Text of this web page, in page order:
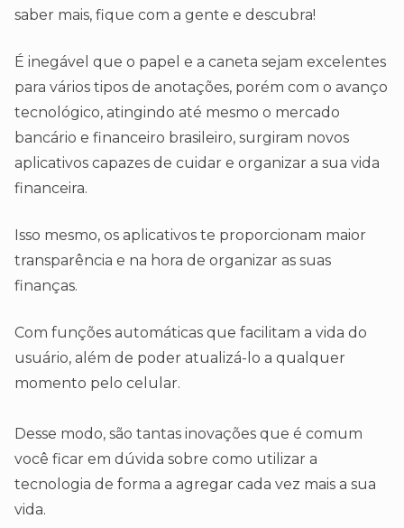
saber mais, fique com a gente e descubra!
É inegável que o papel e a caneta sejam excelentes
para vários tipos de anotações, porém com o avanço
tecnológico, atingindo até mesmo o mercado
bancário e financeiro brasileiro, surgiram novos
aplicativos capazes de cuidar e organizar a sua vida
financeira.
Isso mesmo, os aplicativos te proporcionam maior
transparência e na hora de organizar as suas
finanças.
Com funções automáticas que facilitam a vida do
usuário, além de poder atualizá-lo a qualquer
momento pelo celular.
Desse modo, são tantas inovações que é comum
você ficar em dúvida sobre como utilizar a
tecnologia de forma a agregar cada vez mais a sua
vida.